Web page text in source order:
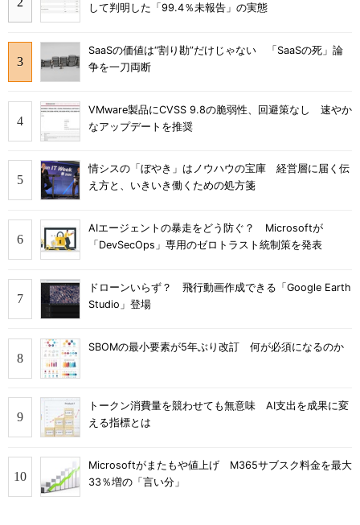
して判明した「99.4％未報告」の実態
SaaSの価値は“割り勘”だけじゃない 「SaaSの死」論
争を一刀両断
VMware製品にCVSS 9.8の脆弱性、回避策なし 速やか
なアップデートを推奨
情シスの「ぼやき」はノウハウの宝庫 経営層に届く伝
え方と、いきいき働くための処方箋
AIエージェントの暴走をどう防ぐ？ Microsoftが
「DevSecOps」専用のゼロトラスト統制策を発表
ドローンいらず？ 飛行動画作成できる「Google Earth
Studio」登場
SBOMの最小要素が5年ぶり改訂 何が必須になるのか
トークン消費量を競わせても無意味 AI支出を成果に変
える指標とは
Microsoftがまたもや値上げ M365サブスク料金を最大
33％増の「言い分」